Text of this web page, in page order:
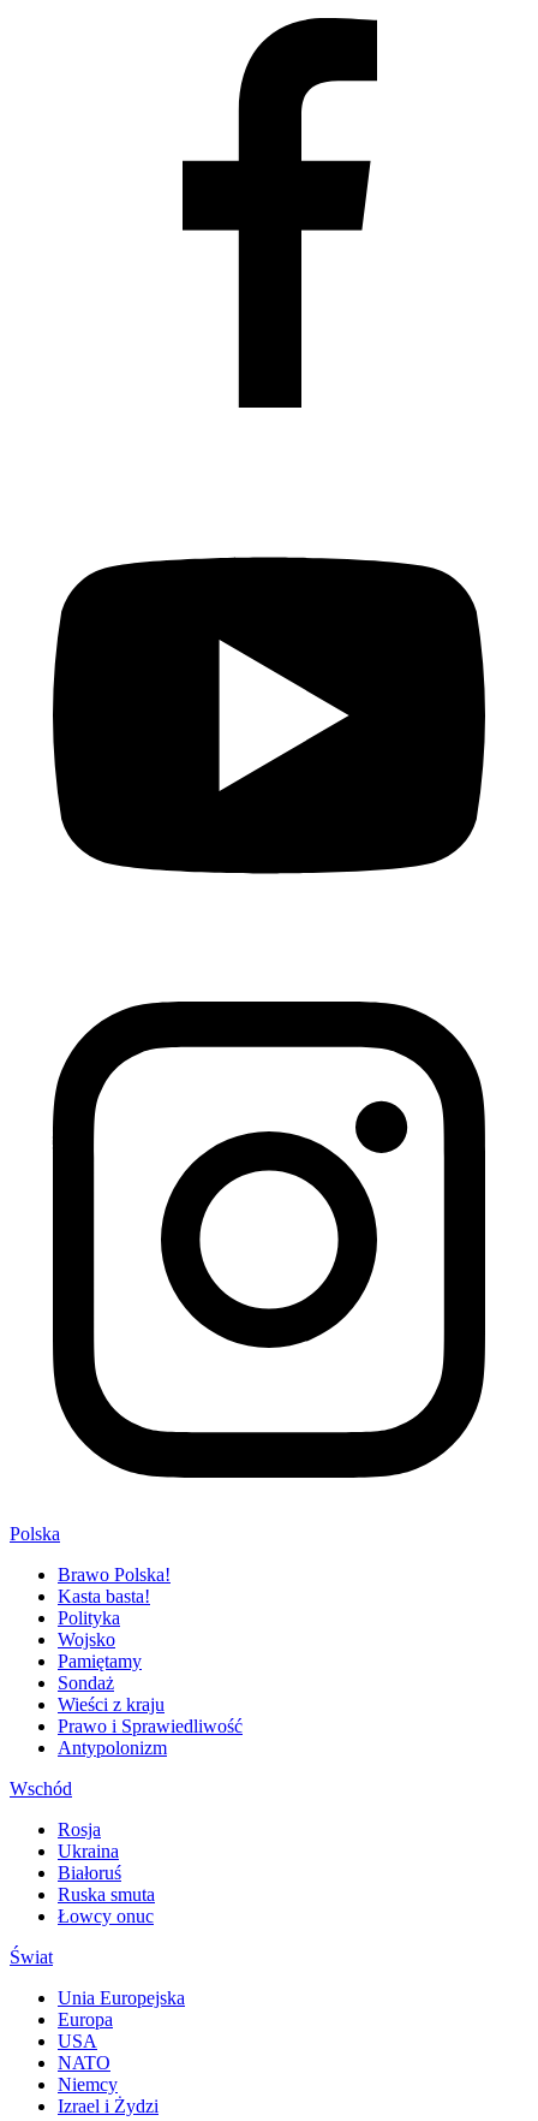
Polska
Brawo Polska!
Kasta basta!
Polityka
Wojsko
Pamiętamy
Sondaż
Wieści z kraju
Prawo i Sprawiedliwość
Antypolonizm
Wschód
Rosja
Ukraina
Białoruś
Ruska smuta
Łowcy onuc
Świat
Unia Europejska
Europa
USA
NATO
Niemcy
Izrael i Żydzi